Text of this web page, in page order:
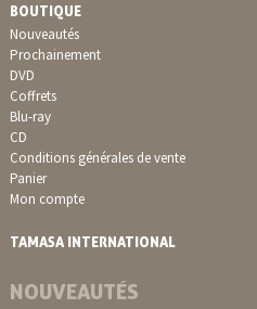
BOUTIQUE
Nouveautés
Prochainement
DVD
Coffrets
Blu-ray
CD
Conditions générales de vente
Panier
Mon compte
TAMASA INTERNATIONAL
NOUVEAUTÉS